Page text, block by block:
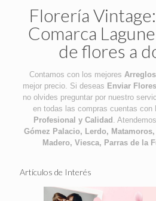
Florería
Comarca
de flores a
Contamos con los mejores
mejor precio. Si deseas Enviar Flores
no olvides preguntar por nuestro
en todas las compras cuentas con
Profesional y Calidad .
Gómez Palacio, Lerdo,
Madero, Viesca, Parras de la
Artículos de Interés